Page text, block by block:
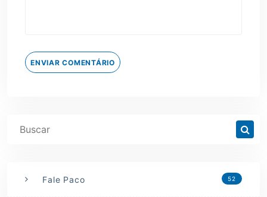
ENVIAR COMENTÁRIO
Fale Paco 52